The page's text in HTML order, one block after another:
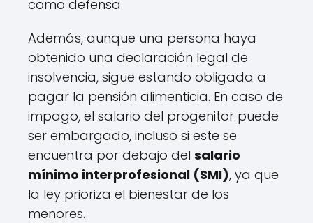
como defensa.
Además, aunque una persona haya
obtenido una declaración legal de
insolvencia, sigue estando obligada a
pagar la pensión alimenticia. En caso de
impago, el salario del progenitor puede
ser embargado, incluso si este se
encuentra por debajo del salario
mínimo interprofesional (SMI), ya que
la ley prioriza el bienestar de los
menores.